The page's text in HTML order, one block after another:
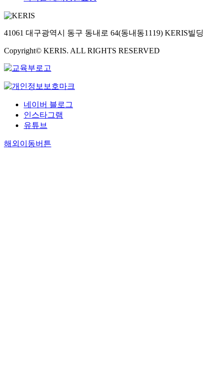
41061 대구광역시 동구 동내로 64(동내동1119) KERIS빌딩
Copyright© KERIS. ALL RIGHTS RESERVED
네이버 블로그
인스타그램
유튜브
해외이동버튼